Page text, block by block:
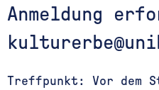
Anmeldung
Treffpunkt: Vor dem